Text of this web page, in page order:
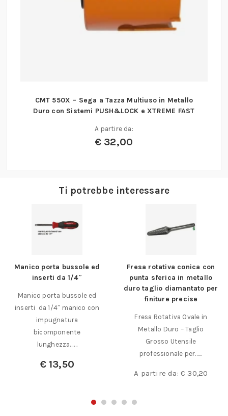
CMT 550X – Sega a Tazza Multiuso in Metallo
Duro con Sistemi PUSH&LOCK e XTREME FAST
A partire da:
€ 32,00
Ti potrebbe interessare
Manico porta bussole ed
inserti da 1/4″
Manico porta bussole ed
inserti da 1/4″ manico con
impugnatura
bicomponente
lunghezza……
€13,50
Fresa rotativa conica con
punta sferica in metallo
duro taglio diamantato per
finiture precise
Fresa Rotativa Ovale in
Metallo Duro – Taglio
Grosso Utensile
professionale per……
A partire da: € 30,20